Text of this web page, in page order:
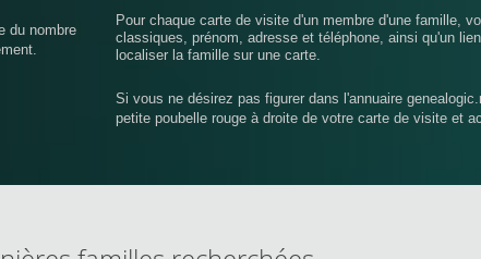
du nombre
Pour chaque carte de visite d'un membre d'une famille,
classiques, prénom, adresse et téléphone, ainsi qu'un
localiser la famille sur une carte.
Si vous ne désirez pas figurer dans l'annuaire
petite poubelle rouge à droite de votre carte de visite et